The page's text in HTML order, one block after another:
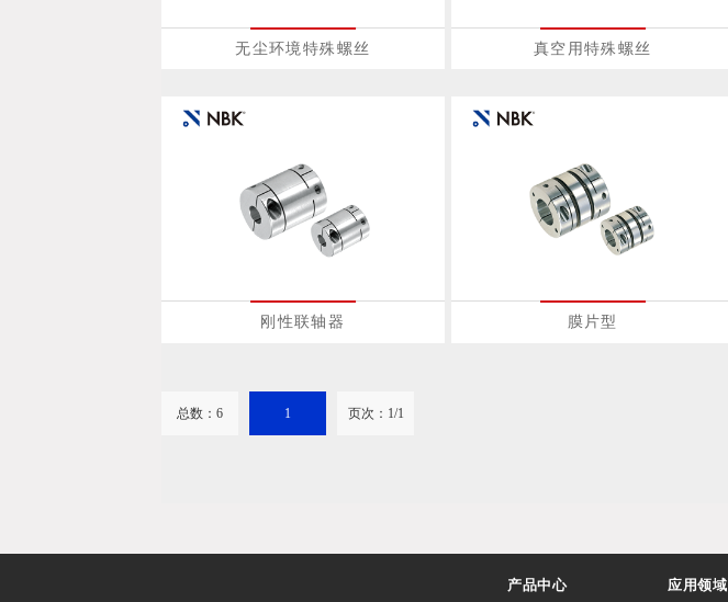
无尘环境特殊螺丝 真空用特殊螺丝
刚性联轴器 膜片型
总数：6 1 页次：1/1
产品中心 应用领域